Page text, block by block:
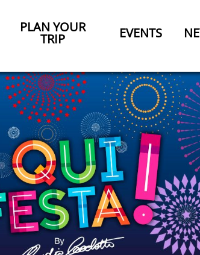
PLAN YOUR
TRIP EVENTS